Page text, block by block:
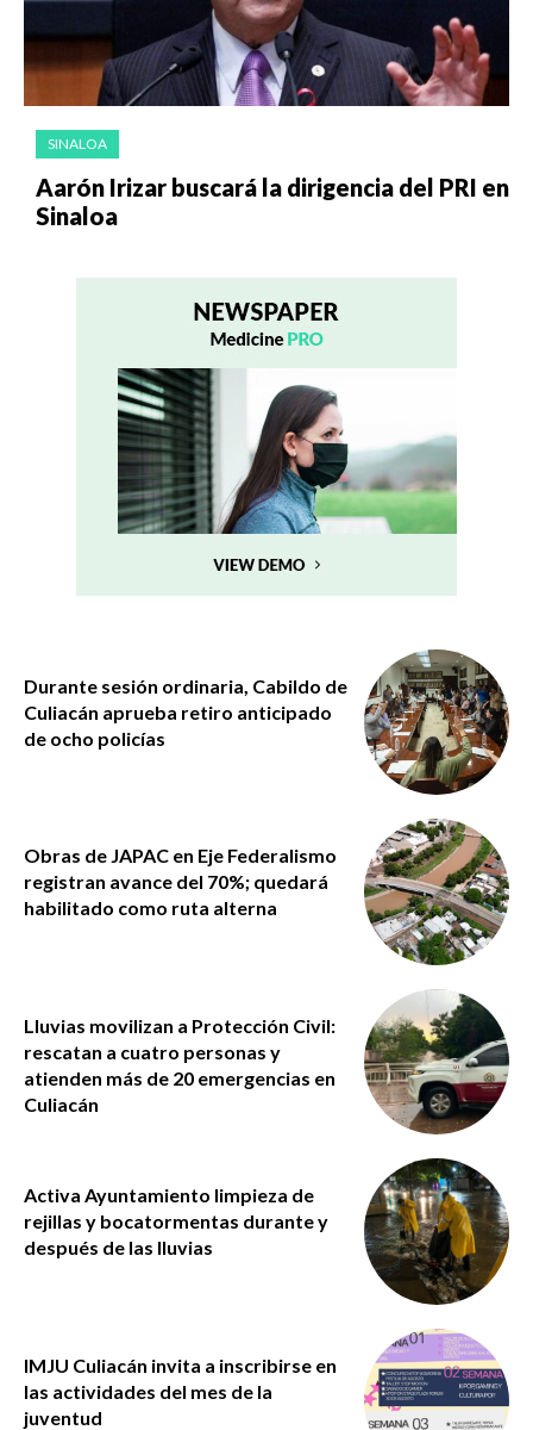
SINALOA
Aarón Irizar buscará la dirigencia del PRI en
Sinaloa
Durante sesión ordinaria, Cabildo de
Culiacán aprueba retiro anticipado
de ocho policías
Obras de JAPAC en Eje Federalismo
registran avance del 70%; quedará
habilitado como ruta alterna
Lluvias movilizan a Protección Civil:
rescatan a cuatro personas y
atienden más de 20 emergencias en
Culiacán
Activa Ayuntamiento limpieza de
rejillas y bocatormentas durante y
después de las lluvias
IMJU Culiacán invita a inscribirse en
las actividades del mes de la
juventud